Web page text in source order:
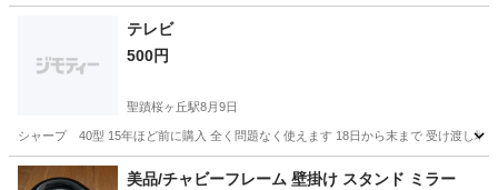
テレビ
500円
聖蹟桜ヶ丘駅8月9日
シャープ 40型 15年ほど前に購入 全く問題なく使えます 18日から末まで 受け渡し場
東京 多摩市 聖蹟桜ヶ丘駅 全く
美品/チャビーフレーム 壁掛け スタンド ミラー